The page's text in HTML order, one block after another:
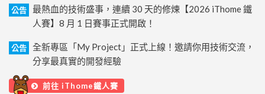
公告
最熱血的技術盛事，連續 30 天的修煉【2026 iThome 鐵
人賽】8 月 1 日賽事正式開啟！
公告
全新專區「My Project」正式上線！邀請你用技術交流，
分享最真實的開發經驗
前往 iThome鐵人賽